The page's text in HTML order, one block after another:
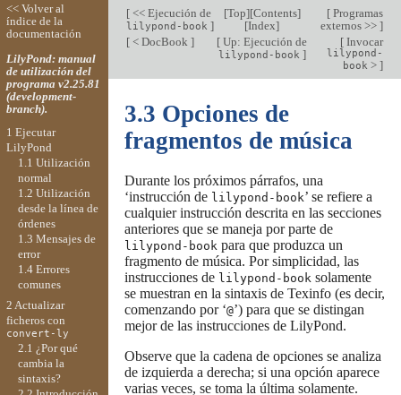
[<< Ejecución de
lilypond-book ]
[Top][Contents]
[Index]
[Programas
externos >> ]
[< DocBook ] [ Up: Ejecución de
lilypond-book ]
[Invocar
lilypond-
book > ]
3.3 Opciones de
fragmentos de música
Durante los próximos párrafos, una
‘instrucción de lilypond-book’ se refiere a
cualquier instrucción descrita en las secciones
anteriores que se maneja por parte de
lilypond-book para que produzca un
fragmento de música. Por simplicidad, las
instrucciones de lilypond-book solamente
se muestran en la sintaxis de Texinfo (es decir,
comenzando por ‘@’) para que se distingan
mejor de las instrucciones de LilyPond.
Observe que la cadena de opciones se analiza
de izquierda a derecha; si una opción aparece
varias veces, se toma la última solamente.
<< Volver al
índice de la
documentación
LilyPond: manual
de utilización del
programa v2.25.81
(development-
branch).
1 Ejecutar
LilyPond
1.1 Utilización
normal
1.2 Utilización
desde la línea de
órdenes
1.3 Mensajes de
error
1.4 Errores
comunes
2 Actualizar
ficheros con
convert-ly
2.1 ¿Por qué
cambia la
sintaxis?